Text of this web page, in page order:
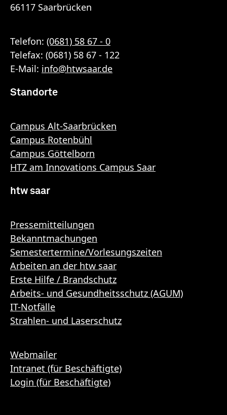
66117 Saarbrücken
Telefon: (0681) 58 67 - 0
Telefax: (0681) 58 67 - 122
E-Mail: info@htwsaar.de
Standorte
Campus Alt-Saarbrücken
Campus Rotenbühl
Campus Göttelborn
HTZ am Innovations Campus Saar
htw saar
Pressemitteilungen
Bekanntmachungen
Semestertermine/Vorlesungszeiten
Arbeiten an der htw saar
Erste Hilfe / Brandschutz
Arbeits- und Gesundheitsschutz (AGUM)
IT-Notfälle
Strahlen- und Laserschutz
Webmailer
Intranet (für Beschäftigte)
Login (für Beschäftigte)